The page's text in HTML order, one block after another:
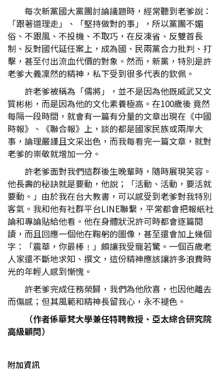
每次新黨國大黨團討論議題時，經常聽到老爹說：
「跟著道理走」、「堅持做對的事」，所以黨團不媚
俗、不跟風、不投機、不取巧，在反凍省、反雙首長
制、反對國代延任案上，成為國、民兩黨合力批判、打
擊，甚至付出流血代價的對象。然而，新黨，特別是許
老爹大義凜然的精神，私下受到很多代表的欽佩。
許老爹被稱為「儒將」，並不是因為他既威武又文
質彬彬，而是因為他的文化素養極高。在100歲後 竟然
每隔一段時間，就會有一篇有分量的文章出現在《中國
時報》、《聯合報》上，談的都是國家民族或兩岸大
事，論理嚴謹且文采出色，而我每看完一篇文章，就對
老爹的崇敬就增加一分。
許老爹面對我們這群後生晚輩時，隨時展現笑容。
他長壽的秘訣就是要動，他說；「活動、活動，要活就
要動。」由於我在台大教書，可以感受到老爹對我特別
客氣。我和他有社群平台LINE聯繫，平常都會把報紙社
論和專論貼給他看。他在身體狀況許可時都會逐篇閱
讀，而且回應一個他在鞠躬的圖像，甚至還會加上幾個
字：「震華，你最棒﹗」頗讓我受寵若驚。一個百歲老
人家還不斷地求知、撰文，這份精神應該讓許多浪費時
光的年輕人感到慚愧。
許老爹完成任務榮歸，我們為他欣喜，也因他離去
而傷感；但其風範和精神長留我心，永不褪色。
（作者係華梵大學兼任特聘教授、亞太綜合研究院
高級顧問）
附加資訊